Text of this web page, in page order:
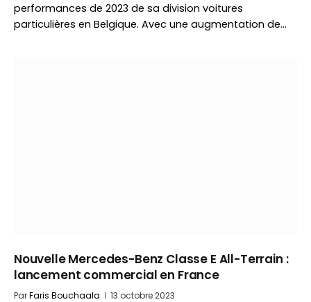
performances de 2023 de sa division voitures
particulières en Belgique. Avec une augmentation de…
Nouvelle Mercedes-Benz Classe E All-Terrain :
lancement commercial en France
ParFaris Bouchaala 13 octobre 2023